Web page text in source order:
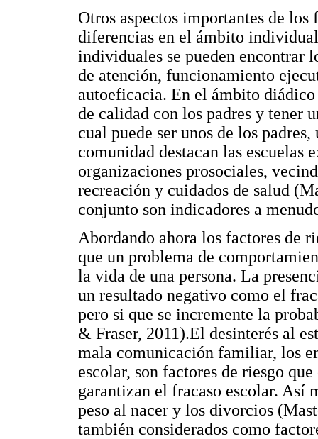
Otros aspectos importantes de
diferencias en el ámbito
individuales se pueden encontrar
de atención, funcionamiento
autoeficacia. En el ámbito
de calidad con los padres y tener
cual puede ser unos de los
comunidad destacan las
organizaciones prosociales,
recreación y cuidados de salud
conjunto son indicadores a
Abordando ahora los factores de
que un problema de
la vida de una persona. La
un resultado negativo como el
pero si que se incremente la
& Fraser, 2011).El desinterés al
mala comunicación familiar, los
escolar, son factores de riesgo
garantizan el fracaso escolar. Así
peso al nacer y los divorcios
también considerados como